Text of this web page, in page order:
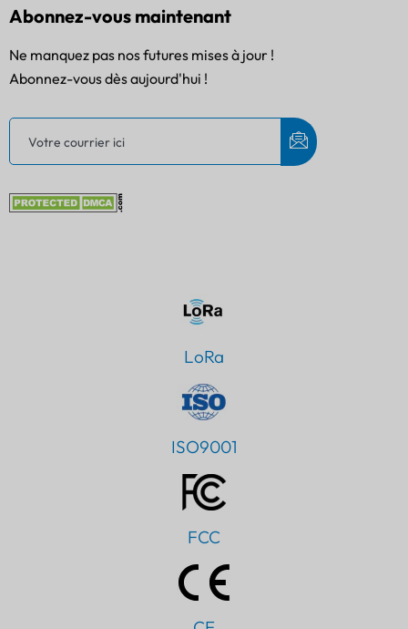
Abonnez-vous maintenant
Ne manquez pas nos futures mises à jour !
Abonnez-vous dès aujourd'hui !
LoRa
ISO9001
FCC